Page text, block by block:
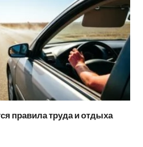
правила труда и отдыха